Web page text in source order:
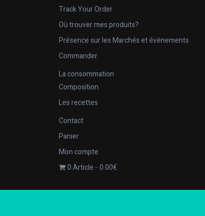
Track Your Order
Où trouver mes produits?
Présence sur les Marchés et évènements
Commander
La consommation
Composition
Les recettes
Contact
Panier
Mon compte
0 Article
0.00€